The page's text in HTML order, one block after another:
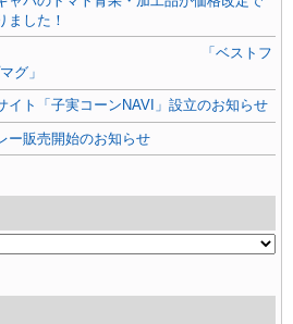
ました！
Release 「ベストフ
グ」
イト「子実コーンNAVI」設立のお知らせ
ー販売開始のお知らせ